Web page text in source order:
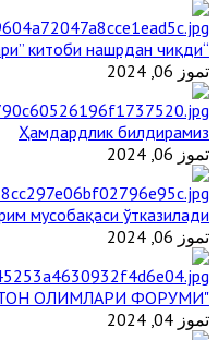
“Ислом фиқҳи асослари” китоби нашрдан чиқди
تموز 06, 2024
Ҳамдардлик билдирамиз
تموز 06, 2024
мусобақаси ўтказилади
تموز 06, 2024
"БУЮК АЖДОДЛАР МЕРОСИ – III РЕНЕССАНС ПОЙДЕВОРИ" ЎЗБЕКИСТОН ОЛИМЛАРИ ФОРУМИ
تموز 04, 2024